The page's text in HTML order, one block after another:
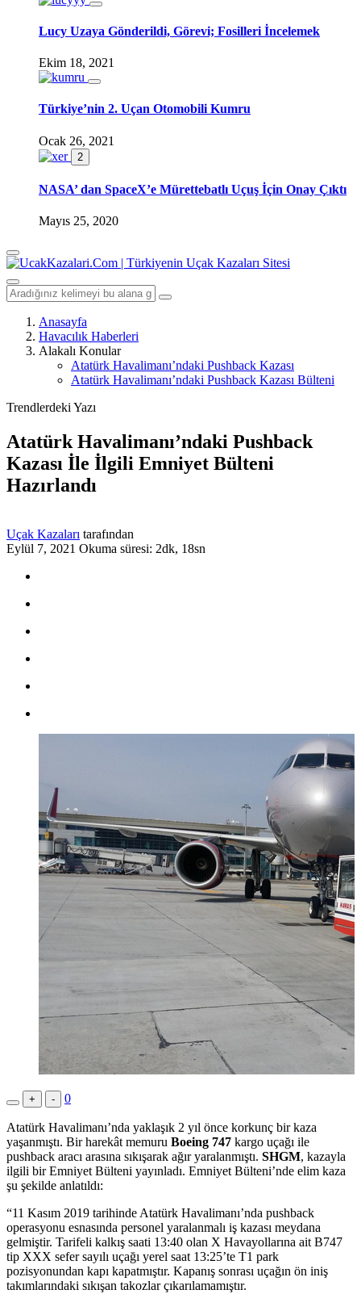
Lucy Uzaya Gönderildi, Görevi; Fosilleri İncelemek
Ekim 18, 2021
Türkiye’nin 2. Uçan Otomobili Kumru
Ocak 26, 2021
2
NASA’ dan SpaceX’e Mürettebatlı Uçuş İçin Onay Çıktı
Mayıs 25, 2020
Anasayfa
Havacılık Haberleri
Alakalı Konular
Atatürk Havalimanı’ndaki Pushback Kazası
Atatürk Havalimanı’ndaki Pushback Kazası Bülteni
Trendlerdeki Yazı
Atatürk Havalimanı’ndaki Pushback
Kazası İle İlgili Emniyet Bülteni
Hazırlandı
Uçak Kazaları tarafından
Eylül 7, 2021 Okuma süresi: 2dk, 18sn
+ - 0
Atatürk Havalimanı’nda yaklaşık 2 yıl önce korkunç bir kaza
yaşanmıştı. Bir harekât memuru Boeing 747 kargo uçağı ile
pushback aracı arasına sıkışarak ağır yaralanmıştı. SHGM, kazayla
ilgili bir Emniyet Bülteni yayınladı. Emniyet Bülteni’nde elim kaza
şu şekilde anlatıldı:
“11 Kasım 2019 tarihinde Atatürk Havalimanı’nda pushback
operasyonu esnasında personel yaralanmalı iş kazası meydana
gelmiştir. Tarifeli kalkış saati 13:40 olan X Havayollarına ait B747
tip XXX sefer sayılı uçağı yerel saat 13:25’te T1 park
pozisyonundan kapı kapatmıştır. Kapanış sonrası uçağın ön iniş
takımlarındaki sıkışan takozlar çıkarılamamıştır.